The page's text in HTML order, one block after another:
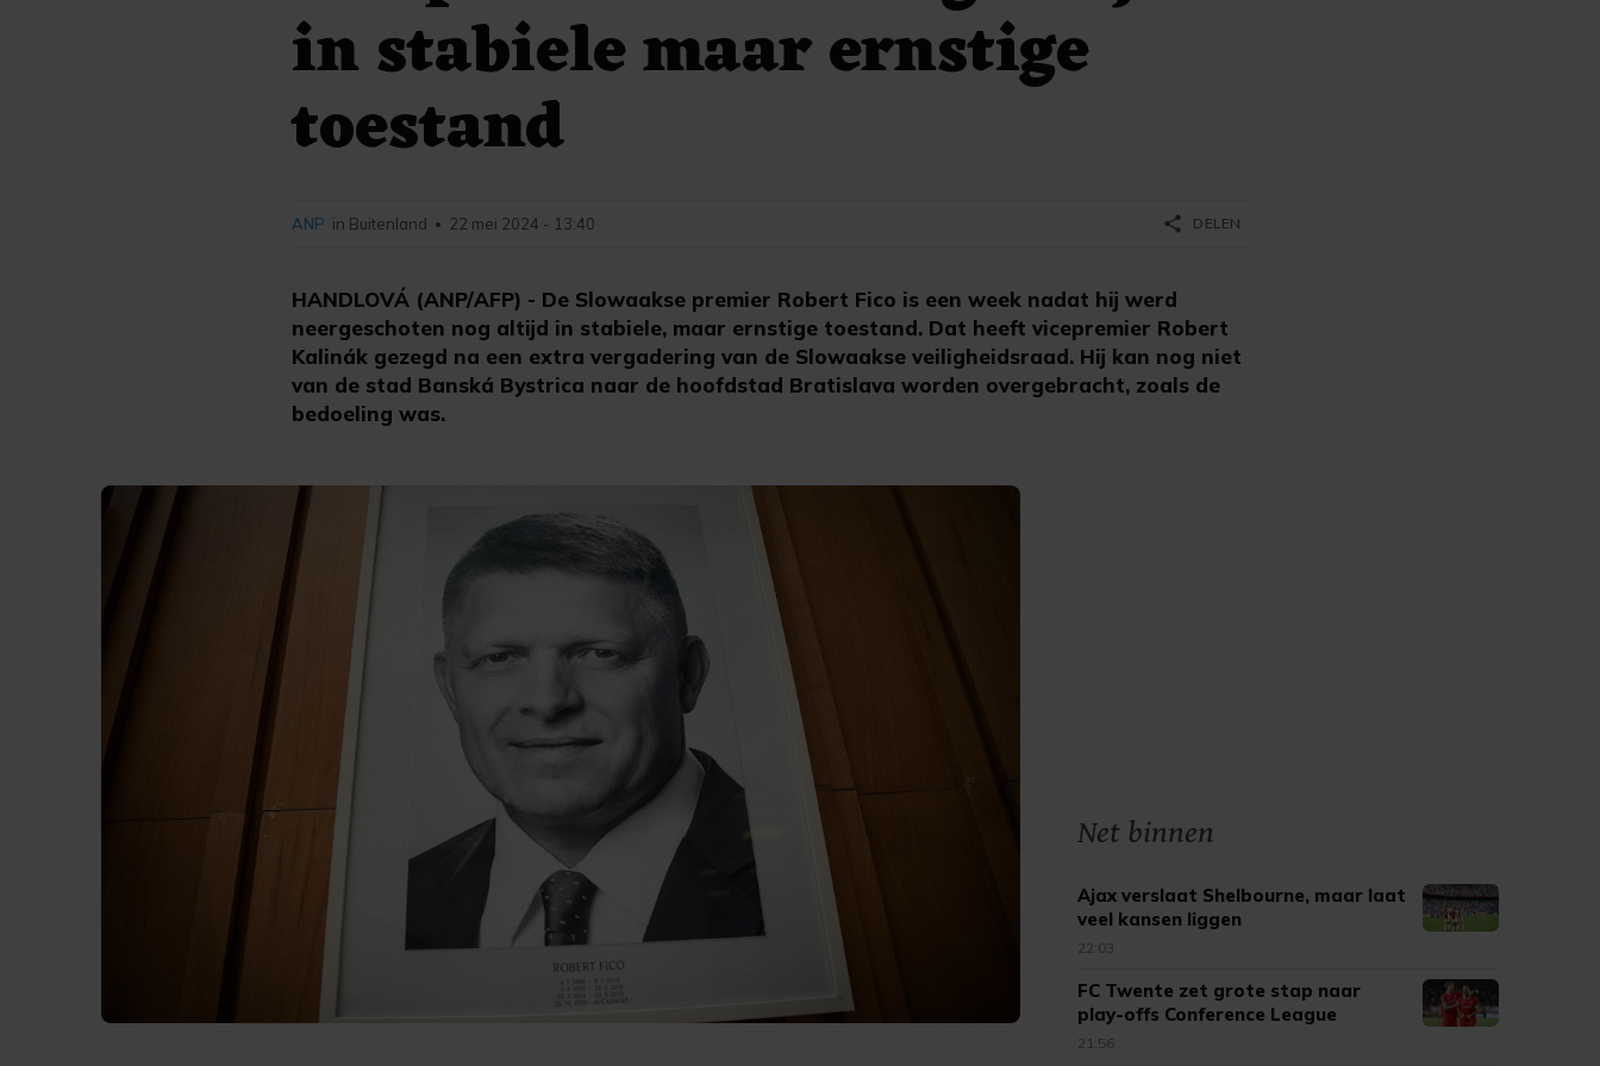
in stabiele maar ernstige
toestand
HANDLOVÁ (ANP/AFP) - De Slowaakse premier Robert Fico is een week nadat hij werd
neergeschoten nog altijd in stabiele, maar ernstige toestand. Dat heeft vicepremier Robert
Kalinák gezegd na een extra vergadering van de Slowaakse veiligheidsraad. Hij kan nog niet
van de stad Banská Bystrica naar de hoofdstad Bratislava worden overgebracht, zoals de
bedoeling was.
ANP in Buitenland • 22 mei 2024 - 13:40 share DELEN
Net binnen
Ajax verslaat Shelbourne, maar laat
veel kansen liggen
22:03
FC Twente zet grote stap naar
play-offs Conference League
21:56